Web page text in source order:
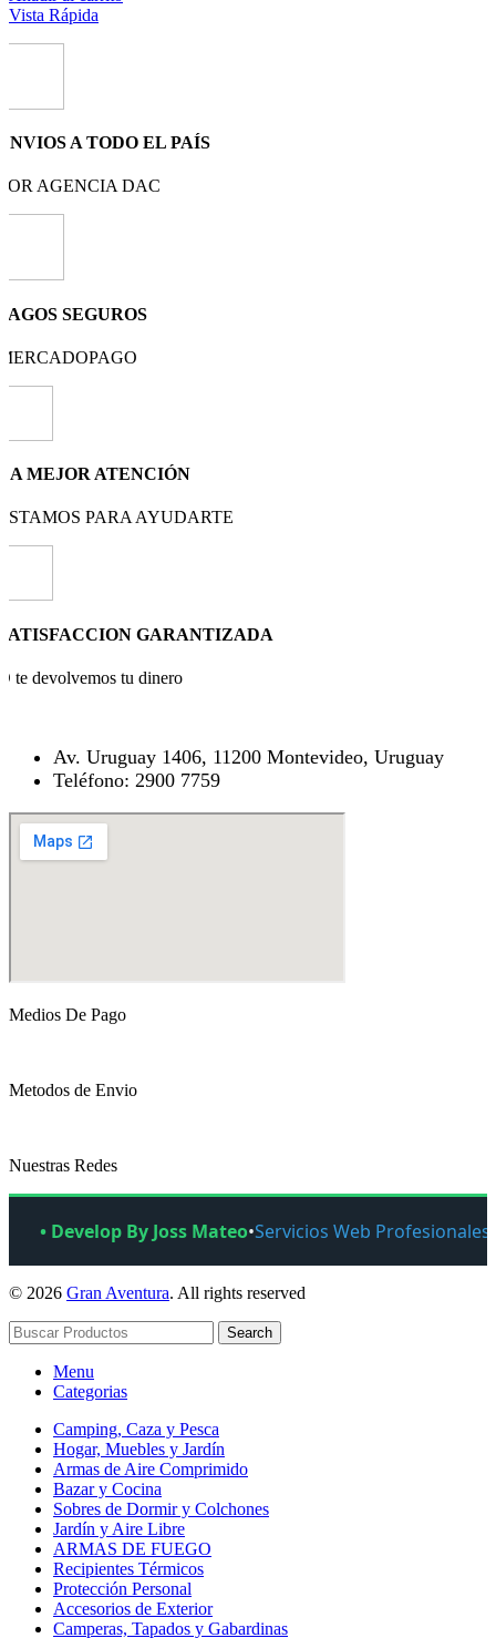
Vista Rápida
A TODO EL PAÍS
AGENCIA DAC
SEGUROS
MEJOR ATENCIÓN
PARA AYUDARTE
GARANTIZADA
te devolvemos tu dinero
Av. Uruguay 1406, 11200 Montevideo, Uruguay
Teléfono: 2900 7759
Medios De Pago
Metodos de Envio
Nuestras Redes
• Develop By Joss Mateo•Servicios Web Profesionales
© 2026 Gran Aventura. All rights reserved
Search
Menu
Categorias
Camping, Caza y Pesca
Hogar, Muebles y Jardín
Armas de Aire Comprimido
Bazar y Cocina
Sobres de Dormir y Colchones
Jardín y Aire Libre
ARMAS DE FUEGO
Recipientes Térmicos
Protección Personal
Accesorios de Exterior
Camperas, Tapados y Gabardinas